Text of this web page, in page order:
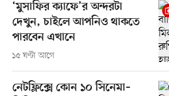
‘মুসাফির ক্যাফে’র অন্দরটা
দেখুন, চাইলে আপনিও থাকতে
পারবেন এখানে
১৫ ঘণ্টা আগে
নেটফ্লিক্সে কোন ১০ সিনেমা–